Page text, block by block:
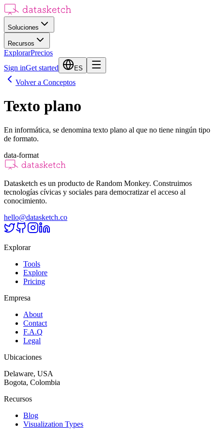
Soluciones
Recursos
ExplorarPrecios
Sign inGet started ES
Volver a Conceptos
Texto plano
En informática, se denomina texto plano al que no tiene ningún tipo
de formato.
data-format
Datasketch es un producto de Random Monkey. Construimos
tecnologías cívicas y sociales para democratizar el acceso al
conocimiento.
hello@datasketch.co
Explorar
Tools
Explore
Pricing
Empresa
About
Contact
F.A.Q
Legal
Ubicaciones
Delaware, USA
Bogota, Colombia
Recursos
Blog
Visualization Types